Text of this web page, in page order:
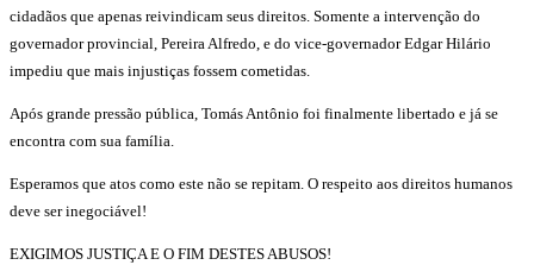
cidadãos que apenas reivindicam seus direitos. Somente a intervenção do
governador provincial, Pereira Alfredo, e do vice-governador Edgar Hilário
impediu que mais injustiças fossem cometidas.
Após grande pressão pública, Tomás Antônio foi finalmente libertado e já se
encontra com sua família.
Esperamos que atos como este não se repitam. O respeito aos direitos humanos
deve ser inegociável!
EXIGIMOS JUSTIÇA E O FIM DESTES ABUSOS!